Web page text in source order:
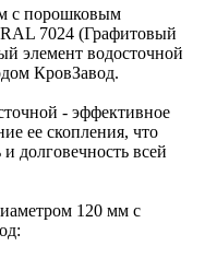
с порошковым
7024 (Графитовый
элемент водосточной
КровЗавод.
- эффективное
ее скопления, что
долговечность всей
120 мм с